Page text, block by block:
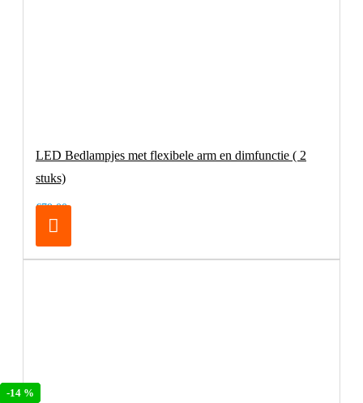
-19 %
-14 %
LED Bedlampjes met flexibele arm en dimfunctie ( 2
stuks)
€79,00